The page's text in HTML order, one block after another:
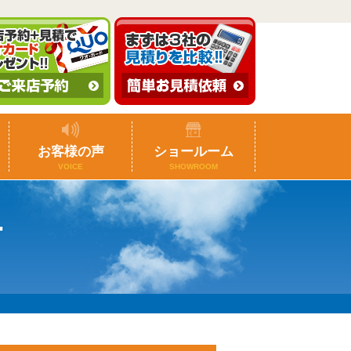
お客様の声
VOICE
ショールーム
SHOWROOM